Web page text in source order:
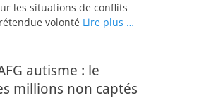
les situations de conflits
volonté Lire plus …
autisme : le
millions non captés